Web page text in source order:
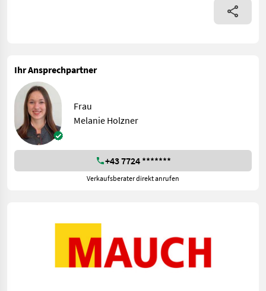
Ihr Ansprechpartner
Frau
Melanie Holzner
+43 7724 *******
Verkaufsberater direkt anrufen